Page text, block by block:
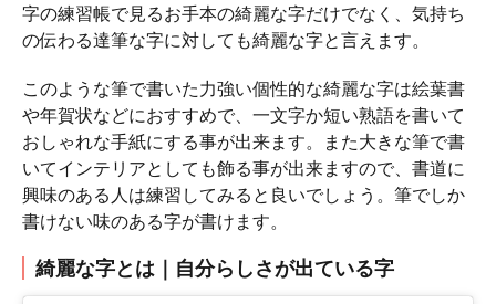
字の練習帳で見るお手本の綺麗な字だけでなく、気持ち
の伝わる達筆な字に対しても綺麗な字と言えます。
このような筆で書いた力強い個性的な綺麗な字は絵葉書
や年賀状などにおすすめで、一文字か短い熟語を書いて
おしゃれな手紙にする事が出来ます。また大きな筆で書
いてインテリアとしても飾る事が出来ますので、書道に
興味のある人は練習してみると良いでしょう。筆でしか
書けない味のある字が書けます。
綺麗な字とは｜自分らしさが出ている字